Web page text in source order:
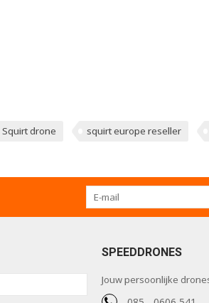
Squirt drone squirt europe reseller
SPEEDDRONES
Jouw persoonlijke